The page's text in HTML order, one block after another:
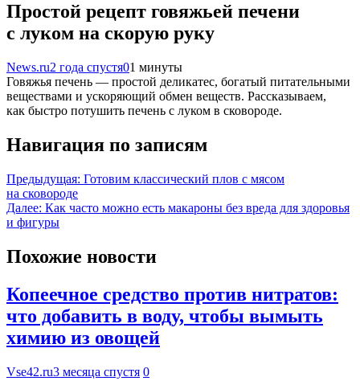
Простой рецепт говяжьей печени
с луком на скорую руку
News.ru2 года спустя01 минуты
Говяжья печень — простой деликатес, богатый питательными
веществами и ускоряющий обмен веществ. Рассказываем,
как быстро потушить печень с луком в сковороде.
Навигация по записям
Предыдущая: Готовим классический плов с мясом
на сковороде
Далее: Как часто можно есть макароны без вреда для здоровья
и фигуры
Похожие новости
Копеечное средство против нитратов:
что добавить в воду, чтобы вымыть
химию из овощей
Vse42.ru3 месяца спустя 0